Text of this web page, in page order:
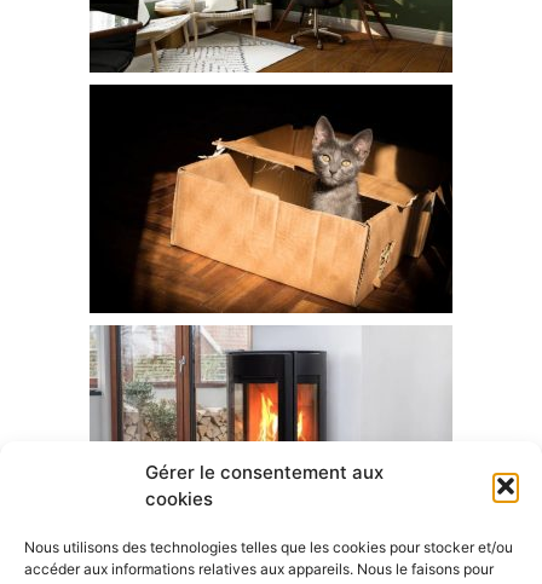
Gérer le consentement aux
cookies
Nous utilisons des technologies telles que les cookies pour stocker et/ou
accéder aux informations relatives aux appareils. Nous le faisons pour